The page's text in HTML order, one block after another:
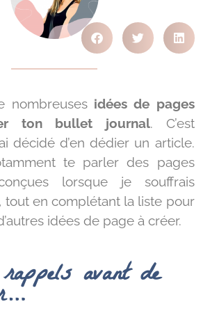
nombreusesidées de pages
ton bullet journal. C’est
décidé d’en dédier un article.
te parler des pages
lorsque je souffrais
, tout en complétant la liste pour
idées de page à créer.
avant de